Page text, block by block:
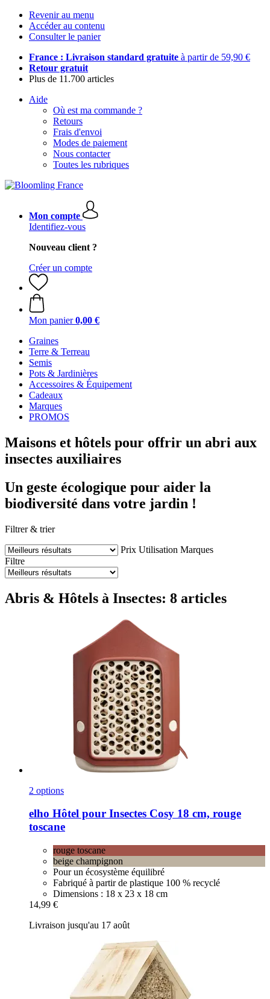
Revenir au menu
Accéder au contenu
Consulter le panier
France : Livraison standard gratuite à partir de 59,90 €
Retour gratuit
Plus de 11.700 articles
Aide
Où est ma commande ?
Retours
Frais d'envoi
Modes de paiement
Nous contacter
Toutes les rubriques
Mon compte
Identifiez-vous
Nouveau client ?
Créer un compte
Mon panier 0,00 €
Graines
Terre & Terreau
Semis
Pots & Jardinières
Accessoires & Équipement
Cadeaux
Marques
PROMOS
Maisons et hôtels pour offrir un abri aux
insectes auxiliaires
Un geste écologique pour aider la
biodiversité dans votre jardin !
Filtrer & trier
Prix Utilisation Marques
Filtre
Abris & Hôtels à Insectes: 8 articles
2 options
elho Hôtel pour Insectes Cosy 18 cm, rouge
toscane
rouge toscane
beige champignon
Pour un écosystème équilibré
Fabriqué à partir de plastique 100 % recyclé
Dimensions : 18 x 23 x 18 cm
14,99 €
Livraison jusqu'au 17 août